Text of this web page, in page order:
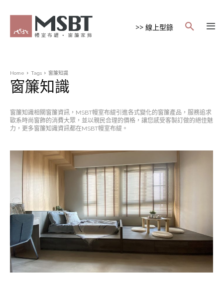
>> 線上型錄
Home Tags 窗簾知識
窗簾知識
窗簾知識相關窗簾資訊，MSBT幔室布緹引進各式變化的窗簾產品，服務追求
歐系時尚窗飾的消費大眾，並以親民合理的價格，讓您感受客製訂做的絕佳魅
力，更多窗簾知識資訊都在MSBT幔室布緹。